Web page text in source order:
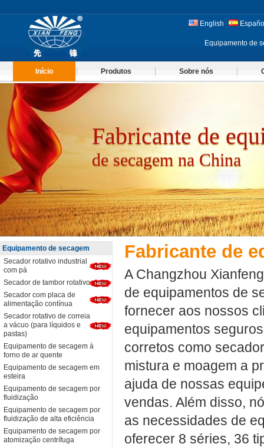
English
Equipamento de
Início Produtos Sobre nós
Fabricante de
de secagem na China
Equipamento de secagem
Secador rotativo industrial
com pá
Secador de tambor rotativo
Secador com placa de
alimentação contínua
Secador rotativo de correia
a vácuo (para líquidos e
pastas)
Equipamento de secagem à
forno de ar quente
Equipamento de secagem em
esteira
Equipamento de secagem por
fluidização
Equipamento de secagem por
fluidização de alta eficiência
Equipamento de secagem por
atomização centrífuga
Fabricante de
A Changzhou
de equipamentos de
fornecer aos nossos
equipamentos
corretos como
mistura e moagem a
ajuda de nossas
vendas. Além disso,
as necessidades de
oferecer 8 séries, 36